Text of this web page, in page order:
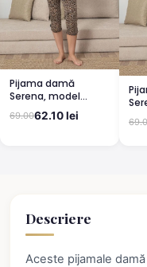
Pijama damă
Serena, model
leopard, mânecă
scurtă, pantaloni
69.0062.10 lei
Descriere
Aceste pijamale